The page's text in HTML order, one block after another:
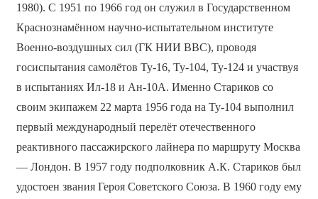
1980). С 1951 по 1966 год он служил в Государственном
Краснознамённом научно-испытательном институте
Военно-воздушных сил (ГК НИИ ВВС), проводя
госиспытания самолётов Ту-16, Ту-104, Ту-124 и участвуя
в испытаниях Ил-18 и Ан-10А. Именно Стариков со
своим экипажем 22 марта 1956 года на Ту-104 выполнил
первый международный перелёт отечественного
реактивного пассажирского лайнера по маршруту Москва
— Лондон. В 1957 году подполковник А.К. Стариков был
удостоен звания Героя Советского Союза. В 1960 году ему